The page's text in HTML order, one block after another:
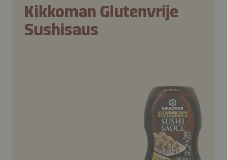
Kikkoman Glutenvrije
Sushisaus